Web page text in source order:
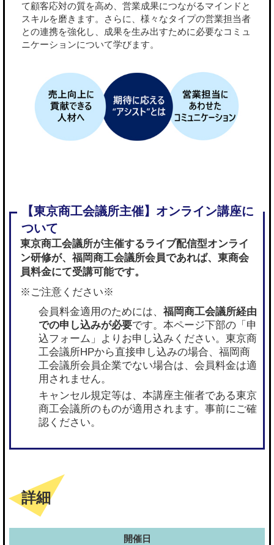
て顧客応対の質を高め、営業成果につながるマインドと
スキルを磨きます。さらに、様々なタイプの営業担当者
との連携を強化し、成果を生み出すために必要なコミュ
ニケーションについて学びます。
東京商工会議所が主催するライブ配信型オンライ
ン研修が、 福岡商工会議所会員であれば、東商会
員料金にて受講可能です。
※ご注意ください※
会員料金適用のためには、 福岡商工会議所経由
での申し込みが必要です。本ページ下部の「申
込フォーム」よりお申し込みください。東京商
工会議所HPから直接申し込みの場合、福岡商
工会議所会員企業でない場合は、会員料金は適
用されません。
キャンセル規定等は、本講座主催者である東京
商工会議所のものが適用されます。事前にご確
認ください。
詳細
開催日